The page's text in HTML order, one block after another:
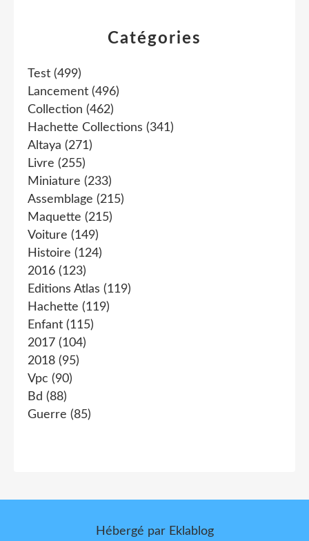
Catégories
Test (499)
Lancement (496)
Collection (462)
Hachette Collections (341)
Altaya (271)
Livre (255)
Miniature (233)
Assemblage (215)
Maquette (215)
Voiture (149)
Histoire (124)
2016 (123)
Editions Atlas (119)
Hachette (119)
Enfant (115)
2017 (104)
2018 (95)
Vpc (90)
Bd (88)
Guerre (85)
Hébergé par Eklablog